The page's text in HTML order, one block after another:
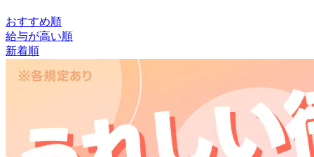
おすすめ順
給与が高い順
新着順